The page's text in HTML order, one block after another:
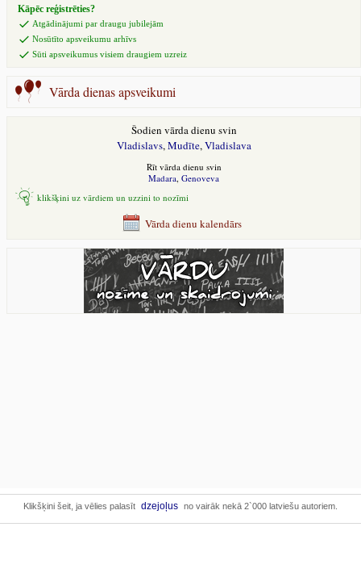
Kāpēc reģistrēties?
Atgādinājumi par draugu jubilejām
Nosūtīto apsveikumu arhīvs
Sūti apsveikumus visiem draugiem uzreiz
Vārda dienas apsveikumi
Šodien vārda dienu svin
Vladislavs,Mudīte,Vladislava
Rīt vārda dienu svin
Madara, Genoveva
klikšķini uz vārdiem un uzzini to nozīmi
Vārda dienu kalendārs
Klikšķini šeit, ja vēlies palasīt dzejoļus no vairāk nekā 2`000 latviešu autoriem.